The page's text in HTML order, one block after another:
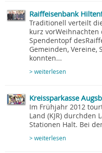
Raiffeisenbank
Traditionell verteilt
kurz vorWeihnachten
Spendentopf
Gemeinden, Vereine,
konnten...
> weiterlesen
Kreissparkasse
Im Frühjahr 2012
Land (KJR) durchden
Stationen Halt. Bei
> weiterlesen